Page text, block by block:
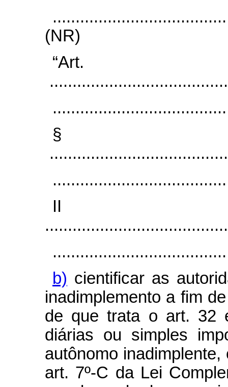
(NR)
§
b) cientificar as
inadimplemento a fim
de que trata o art. 32
diárias ou simples
autônomo
art. 7º-C da Lei